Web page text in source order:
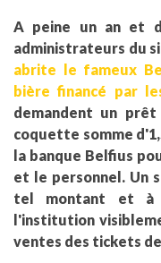
A peine un an et
administrateurs du
abrite le fameux
bière financé par
demandent un
coquette somme
la banque Belfius
et le personnel. Un
tel montant et à
l'institution
ventes des tickets